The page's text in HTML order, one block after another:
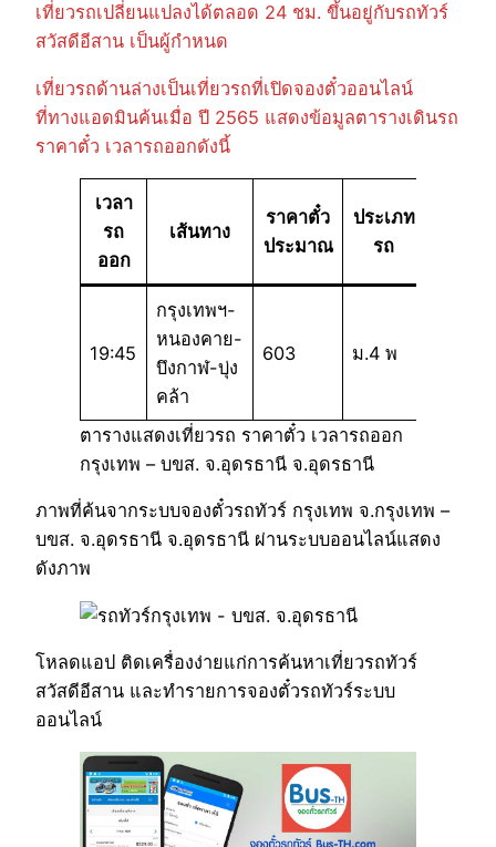
เที่ยวรถเปลี่ยนแปลงได้ตลอด 24 ชม. ขึ้นอยู่กับรถทัวร์
สวัสดีอีสาน เป็นผู้กำหนด
เที่ยวรถด้านล่างเป็นเที่ยวรถที่เปิดจองตั๋วออนไลน์
ที่ทางแอดมินค้นเมื่อ ปี 2565 แสดงข้อมูลตารางเดินรถ
ราคาตั๋ว เวลารถออกดังนี้
เวลา
รถ
ออก
เส้นทาง
ราคาตั๋ว
ประมาณ
ประเภท
รถ
19:45
กรุงเทพฯ-
หนองคาย-
บึงกาฬ-บุ่ง
คล้า
603 ม.4 พ
ตารางแสดงเที่ยวรถ ราคาตั๋ว เวลารถออก
กรุงเทพ – บขส. จ.อุดรธานี จ.อุดรธานี
ภาพที่ค้นจากระบบจองตั๋วรถทัวร์ กรุงเทพ จ.กรุงเทพ –
บขส. จ.อุดรธานี จ.อุดรธานี ผ่านระบบออนไลน์แสดง
ดังภาพ
โหลดแอป ติดเครื่องง่ายแก่การค้นหาเที่ยวรถทัวร์
สวัสดีอีสาน และทำรายการจองตั๋วรถทัวร์ระบบ
ออนไลน์